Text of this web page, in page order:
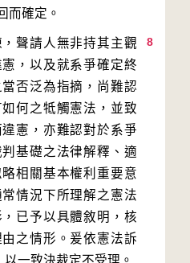
8
聲請人無非持其主觀
，以及就系爭確定終
否泛為指摘，尚難認
何之牴觸憲法，並致
憲，亦難認對於系爭
基礎之法律解釋、適
相關基本權利重要意
情況下所理解之憲法
已予以具體敘明，核
之情形。爰依憲法訴
一致決裁定不受理。